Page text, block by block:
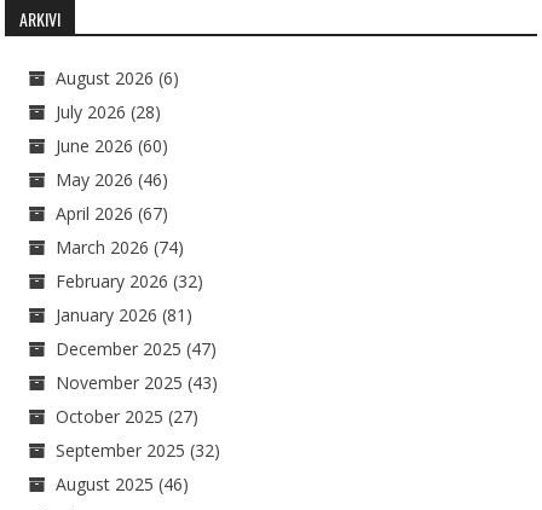
ARKIVI
August 2026 (6)
July 2026 (28)
June 2026 (60)
May 2026 (46)
April 2026 (67)
March 2026 (74)
February 2026 (32)
January 2026 (81)
December 2025 (47)
November 2025 (43)
October 2025 (27)
September 2025 (32)
August 2025 (46)